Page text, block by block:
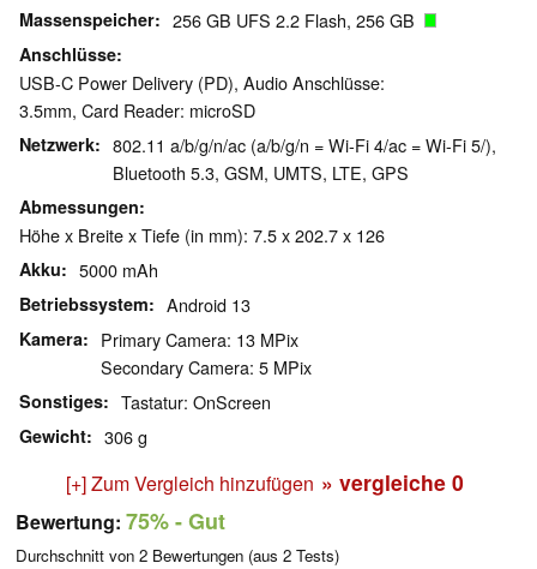
Massenspeicher 256 GB UFS 2.2 Flash, 256 GB
Anschlüsse
USB-C Power Delivery (PD), Audio Anschlüsse:
3.5mm, Card Reader: microSD
Netzwerk
802.11 a/b/g/n/ac (a/b/g/n = Wi-Fi 4/ac = Wi-Fi 5/),
Bluetooth 5.3, GSM, UMTS, LTE, GPS
Abmessungen
Höhe x Breite x Tiefe (in mm): 7.5 x 202.7 x 126
Akku 5000 mAh
Betriebssystem Android 13
Kamera
Primary Camera: 13 MPix
Secondary Camera: 5 MPix
Sonstiges Tastatur: OnScreen
Gewicht 306 g
[+] Zum Vergleich hinzufügen » vergleiche 0
Bewertung: 75%- Gut
Durchschnitt von 2 Bewertungen (aus 2 Tests)